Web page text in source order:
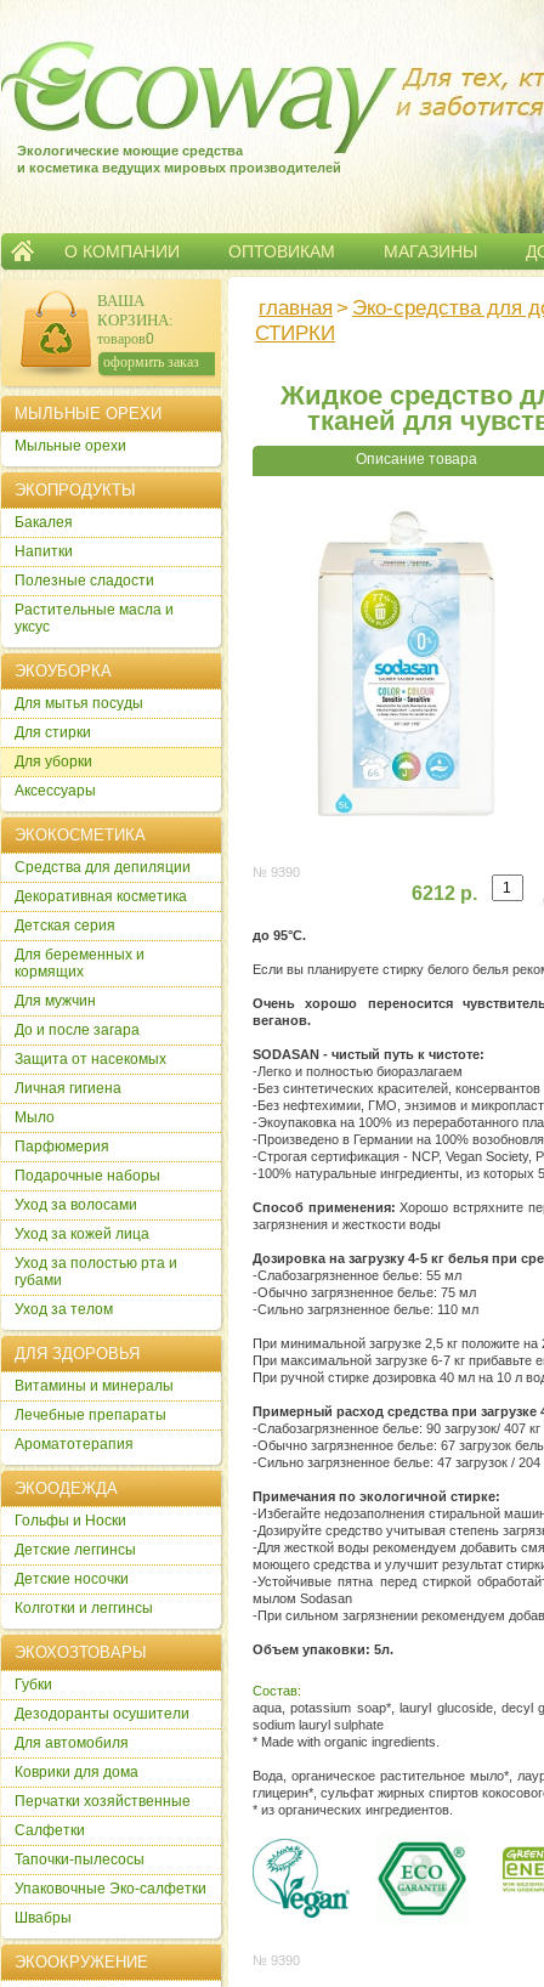
Экологические моющие средства
и косметика ведущих мировых производителей
О КОМПАНИИ ОПТОВИКАМ МАГАЗИНЫ
главная > Эко-средства для
СТИРКИ
Жидкое средство
тканей для
Описание товара
№ 9390
6212 р.
до 95°C.
Если вы планируете стирку белого белья
Очень хорошо переносится
веганов.
SODASAN - чистый путь к чистоте:
-Легко и полностью биоразлагаем
-Без синтетических красителей,
-Без нефтехимии, ГМО, энзимов и
-Экоупаковка на 100% из переработанного
-Произведено в Германии на 100%
-Строгая сертификация - NCP, Vegan Society,
-100% натуральные ингредиенты, из которых
Способ применения: Хорошо встряхните
загрязнения и жесткости воды
Дозировка на загрузку 4-5 кг белья при
-Слабозагрязненное белье: 55 мл
-Обычно загрязненное белье: 75 мл
-Сильно загрязненное белье: 110 мл
При минимальной загрузке 2,5 кг положите
При максимальной загрузке 6-7 кг прибавьте
При ручной стирке дозировка 40 мл на 10 л
Примерный расход средства при загрузке
-Слабозагрязненное белье: 90 загрузок/ 407
-Обычно загрязненное белье: 67 загрузок
-Сильно загрязненное белье: 47 загрузок / 204
Примечания по экологичной стирке:
-Избегайте недозаполнения стиральной
-Дозируйте средство учитывая степень
-Для жесткой воды рекомендуем добавить
моющего средства и улучшит результат
-Устойчивые пятна перед стиркой
мылом Sodasan
-При сильном загрязнении рекомендуем
Объем упаковки: 5л.
Состав:
aqua, potassium soap*, lauryl glucoside, decyl
sodium lauryl sulphate
* Made with organic ingredients.
Вода, органическое растительное мыло*,
глицерин*, сульфат жирных спиртов
* из органических ингредиентов.
№ 9390
ВАША
КОРЗИНА:
товаров:0
сумма: 0р.
оформить заказ
МЫЛЬНЫЕ ОРЕХИ
Мыльные орехи
ЭКОПРОДУКТЫ
Бакалея
Напитки
Полезные сладости
Растительные масла и
уксус
ЭКОУБОРКА
Для мытья посуды
Для стирки
Для уборки
Аксессуары
ЭКОКОСМЕТИКА
Cредства для депиляции
Декоративная косметика
Детская серия
Для беременных и
кормящих
Для мужчин
До и после загара
Защита от насекомых
Личная гигиена
Мыло
Парфюмерия
Подарочные наборы
Уход за волосами
Уход за кожей лица
Уход за полостью рта и
губами
Уход за телом
ДЛЯ ЗДОРОВЬЯ
Витамины и минералы
Лечебные препараты
Ароматотерапия
ЭКООДЕЖДА
Гольфы и Носки
Детские леггинсы
Детские носочки
Колготки и леггинсы
ЭКОХОЗТОВАРЫ
Губки
Дезодоранты осушители
Для автомобиля
Коврики для дома
Перчатки хозяйственные
Салфетки
Тапочки-пылесосы
Упаковочные Эко-салфетки
Швабры
ЭКООКРУЖЕНИЕ